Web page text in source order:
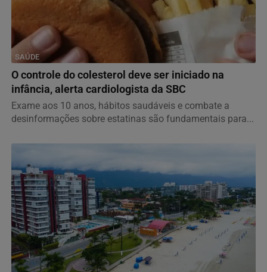
SAÚDE
O controle do colesterol deve ser iniciado na
infância, alerta cardiologista da SBC
Exame aos 10 anos, hábitos saudáveis e combate a
desinformações sobre estatinas são fundamentais para...